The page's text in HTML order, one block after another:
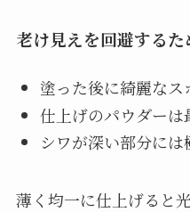
老け見えを回避するた
塗った後に綺麗なス
仕上げのパウダーは
シワが深い部分に
薄く均一に仕上げると